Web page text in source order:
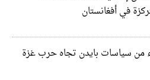
في أفغانستان
من سياسات بايدن تجاه حرب غزة